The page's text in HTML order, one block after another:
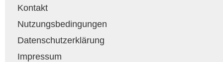
Kontakt
Nutzungsbedingungen
Datenschutzerklärung
Impressum